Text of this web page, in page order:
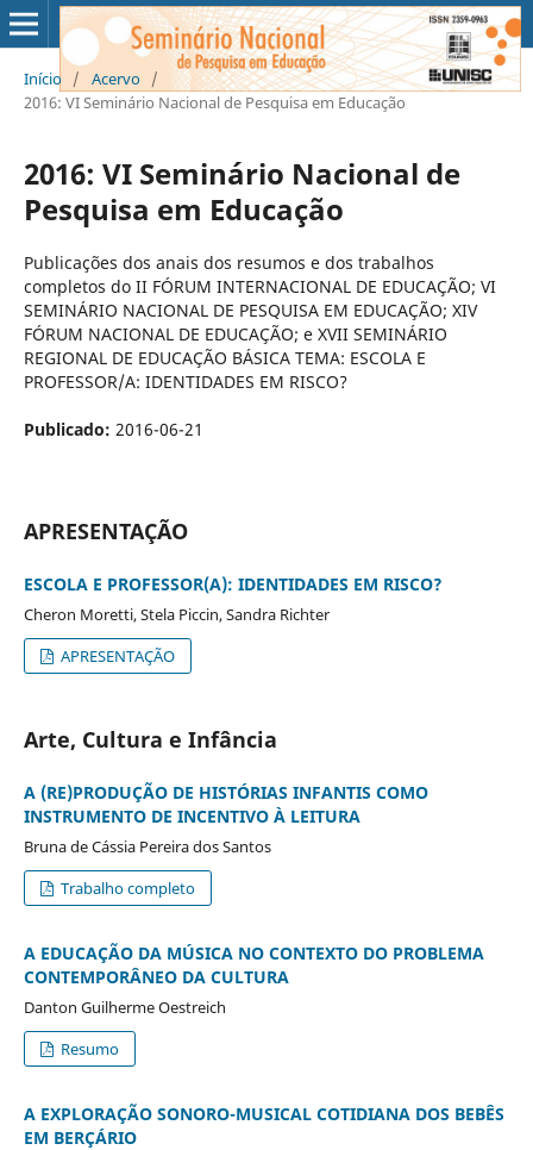
Início / Acervo /
2016: VI Seminário Nacional de Pesquisa em Educação
2016: VI Seminário Nacional de
Pesquisa em Educação
Publicações dos anais dos resumos e dos trabalhos
completos do II FÓRUM INTERNACIONAL DE EDUCAÇÃO; VI
SEMINÁRIO NACIONAL DE PESQUISA EM EDUCAÇÃO; XIV
FÓRUM NACIONAL DE EDUCAÇÃO; e XVII SEMINÁRIO
REGIONAL DE EDUCAÇÃO BÁSICA TEMA: ESCOLA E
PROFESSOR/A: IDENTIDADES EM RISCO?
Publicado: 2016-06-21
APRESENTAÇÃO
ESCOLA E PROFESSOR(A): IDENTIDADES EM RISCO?
Cheron Moretti, Stela Piccin, Sandra Richter
APRESENTAÇÃO
Arte, Cultura e Infância
A (RE)PRODUÇÃO DE HISTÓRIAS INFANTIS COMO
INSTRUMENTO DE INCENTIVO À LEITURA
Bruna de Cássia Pereira dos Santos
Trabalho completo
A EDUCAÇÃO DA MÚSICA NO CONTEXTO DO PROBLEMA
CONTEMPORÂNEO DA CULTURA
Danton Guilherme Oestreich
Resumo
A EXPLORAÇÃO SONORO-MUSICAL COTIDIANA DOS BEBÊS
EM BERÇÁRIO